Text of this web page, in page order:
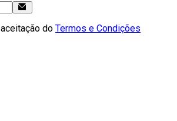
do Termos e Condições